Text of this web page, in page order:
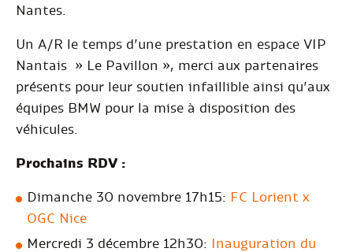
Nantes.
Un A/R le temps d’une prestation en espace VIP
Nantais » Le Pavillon », merci aux partenaires
présents pour leur soutien infaillible ainsi qu’aux
équipes BMW pour la mise à disposition des
véhicules.
Prochains RDV :
Dimanche 30 novembre 17h15: FC Lorient x
OGC Nice
Mercredi 3 décembre 12h30:
Inauguration du